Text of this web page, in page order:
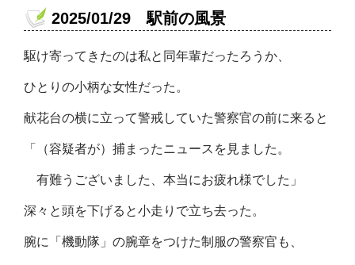
2025/01/29 駅前の風景
駆け寄ってきたのは私と同年輩だったろうか、
ひとりの小柄な女性だった。
献花台の横に立って警戒していた警察官の前に来ると
「（容疑者が）捕まったニュースを見ました。
有難うございました、本当にお疲れ様でした」
深々と頭を下げると小走りで立ち去った。
腕に「機動隊」の腕章をつけた制服の警察官も、